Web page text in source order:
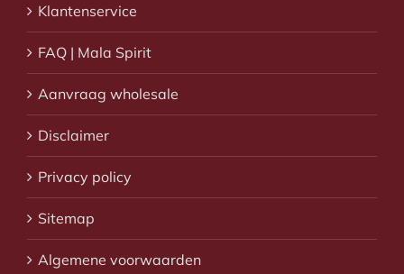
Klantenservice
FAQ | Mala Spirit
Aanvraag wholesale
Disclaimer
Privacy policy
Sitemap
Algemene voorwaarden